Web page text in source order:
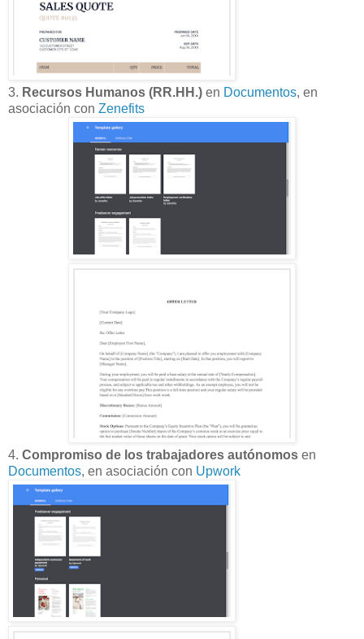
3. Recursos Humanos (RR.HH.) en Documentos, en
asociación con Zenefits
4. Compromiso de los trabajadores autónomos en
Documentos, en asociación con Upwork